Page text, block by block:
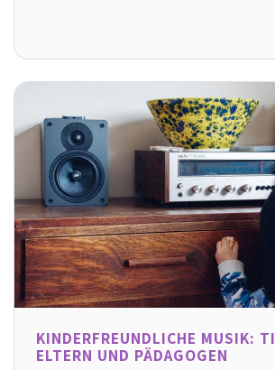
KINDERFREUNDLICHE MUSIK:
ELTERN UND PÄDAGOGEN